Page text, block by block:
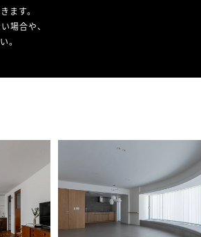
ます。
場合や、
。